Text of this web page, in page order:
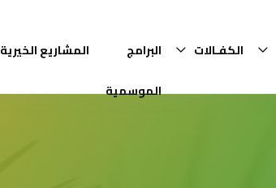
الكفـالات
البرامج
الموسمية
المشاريع الخيرية